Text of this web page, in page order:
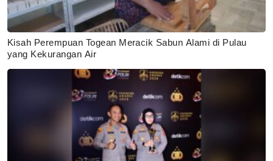
Kisah Perempuan Togean Meracik Sabun Alami di Pulau
yang Kekurangan Air